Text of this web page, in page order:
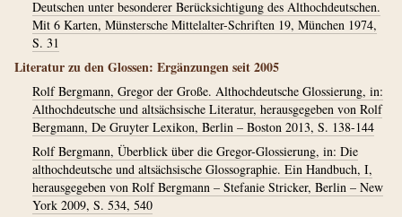
Deutschen unter besonderer Berücksichtigung des Althochdeutschen.
Mit 6 Karten, Münstersche Mittelalter-Schriften 19, München 1974,
S. 31
Literatur zu den Glossen: Ergänzungen seit 2005
Rolf Bergmann, Gregor der Große. Althochdeutsche Glossierung, in:
Althochdeutsche und altsächsische Literatur, herausgegeben von Rolf
Bergmann, De Gruyter Lexikon, Berlin – Boston 2013, S. 138-144
Rolf Bergmann, Überblick über die Gregor-Glossierung, in: Die
althochdeutsche und altsächsische Glossographie. Ein Handbuch, I,
herausgegeben von Rolf Bergmann – Stefanie Stricker, Berlin – New
York 2009, S. 534, 540